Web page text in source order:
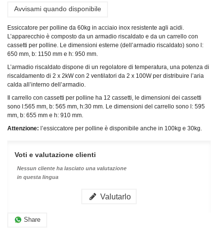
Avvisami quando disponibile
Essiccatore per polline da 60kg in acciaio inox resistente agli acidi.
L’apparecchio è composto da un armadio riscaldato e da un carrello con
cassetti per polline. Le dimensioni esterne (dell’armadio riscaldato) sono l:
650 mm, b: 1150 mm e h: 950 mm.
L’armadio riscaldato dispone di un regolatore di temperatura, una potenza di
riscaldamento di 2 x 2kW con 2 ventilatori da 2 x 100W per distribuire l’aria
calda all’interno dell’armadio.
Il carrello con cassetti per polline ha 12 cassetti, le dimensioni dei cassetti
sono l:565 mm, b: 565 mm, h:30 mm. Le dimensioni del carrello sono l: 595
mm, b: 655 mm e h: 910 mm.
Attenzione: l’essiccatore per polline è disponibile anche in 100kg e 30kg.
Voti e valutazione clienti
Nessun cliente ha lasciato una valutazione
in questa lingua
Valutarlo
Share